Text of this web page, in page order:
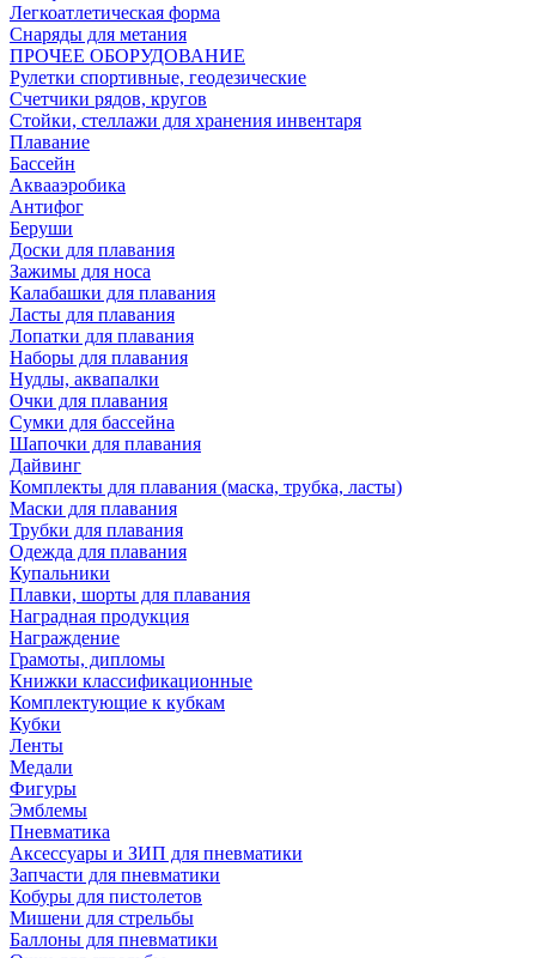
Легкоатлетическая форма
Снаряды для метания
ПРОЧЕЕ ОБОРУДОВАНИЕ
Рулетки спортивные, геодезические
Счетчики рядов, кругов
Стойки, стеллажи для хранения инвентаря
Плавание
Бассейн
Аквааэробика
Антифог
Беруши
Доски для плавания
Зажимы для носа
Калабашки для плавания
Ласты для плавания
Лопатки для плавания
Наборы для плавания
Нудлы, аквапалки
Очки для плавания
Сумки для бассейна
Шапочки для плавания
Дайвинг
Комплекты для плавания (маска, трубка, ласты)
Маски для плавания
Трубки для плавания
Одежда для плавания
Купальники
Плавки, шорты для плавания
Наградная продукция
Награждение
Грамоты, дипломы
Книжки классификационные
Комплектующие к кубкам
Кубки
Ленты
Медали
Фигуры
Эмблемы
Пневматика
Аксессуары и ЗИП для пневматики
Запчасти для пневматики
Кобуры для пистолетов
Мишени для стрельбы
Баллоны для пневматики